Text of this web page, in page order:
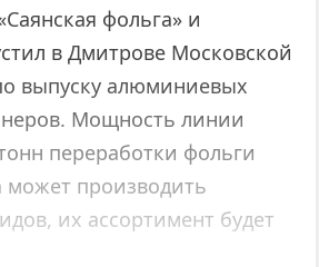
фольга» и
в Дмитрове Московской
выпуску алюминиевых
Мощность линии
переработки фольги
может производить
их ассортимент будет